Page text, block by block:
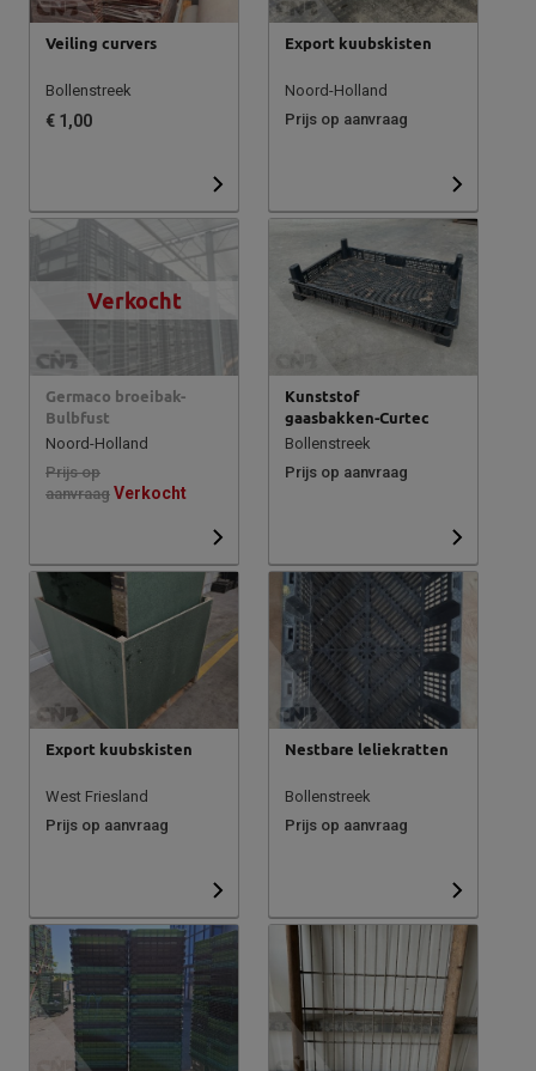
Veiling curvers
Bollenstreek
€ 1,00
Export kuubskisten
Noord-Holland
Prijs op aanvraag
Verkocht
Germaco broeibak-
Bulbfust
Noord-Holland
Prijs op
aanvraag Verkocht
Kunststof
gaasbakken-Curtec
Bollenstreek
Prijs op aanvraag
Export kuubskisten
West Friesland
Prijs op aanvraag
Nestbare leliekratten
Bollenstreek
Prijs op aanvraag